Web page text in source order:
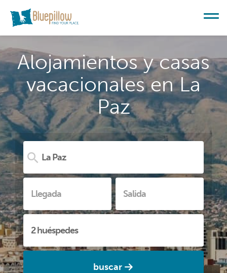
Alojamientos y casas
vacacionales en La
Paz
buscar